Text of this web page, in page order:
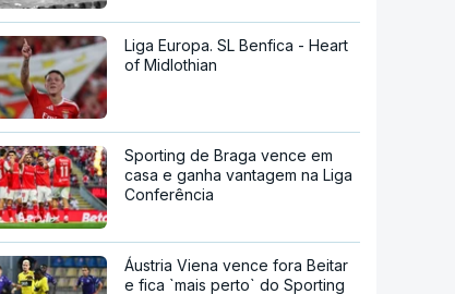
Liga Europa. SL Benfica - Heart
of Midlothian
Sporting de Braga vence em
casa e ganha vantagem na Liga
Conferência
Áustria Viena vence fora Beitar
e fica `mais perto` do Sporting